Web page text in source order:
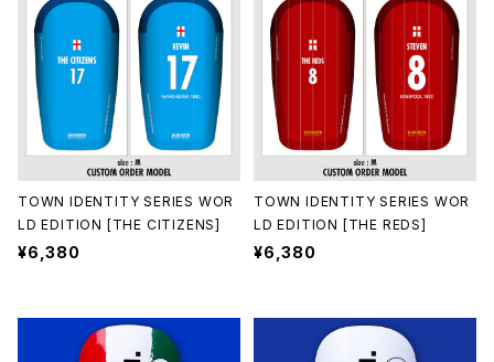
TOWN IDENTITY SERIES WOR
LD EDITION [THE CITIZENS]
¥6,380
TOWN IDENTITY SERIES WOR
LD EDITION [THE REDS]
¥6,380